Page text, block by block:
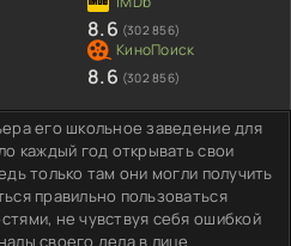
8.6 (302 856)
8.6 (302 856)
его школьное заведение для
каждый год открывать свои
только там они могли получить
правильно пользоваться
не чувствуя себя ошибкой
своего дела в лице